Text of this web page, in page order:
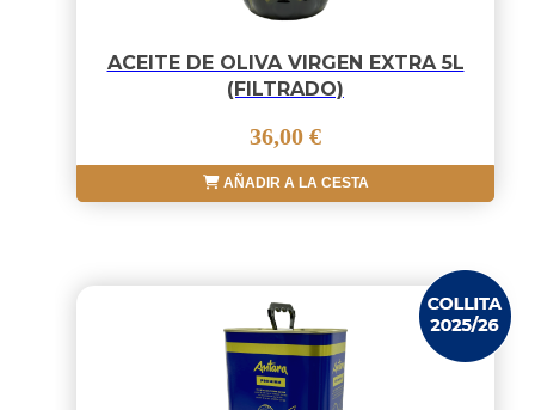
ACEITE DE OLIVA VIRGEN EXTRA 5L
(FILTRADO)
36,00 €
AÑADIR A LA CESTA